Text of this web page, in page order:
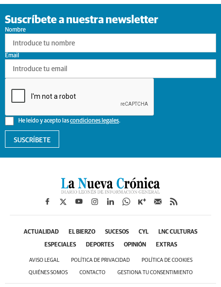
Suscríbete a nuestra newsletter
Nombre
He leído y acepto lascondiciones legales.
Email
SUSCRÍBETE
ACTUALIDAD EL BIERZO SUCESOS CYL LNC CULTURAS
ESPECIALES DEPORTES OPINIÓN EXTRAS
AVISO LEGAL POLÍTICA DE PRIVACIDAD POLÍTICA DE COOKIES
QUIÉNES SOMOS CONTACTO GESTIONA TU CONSENTIMIENTO